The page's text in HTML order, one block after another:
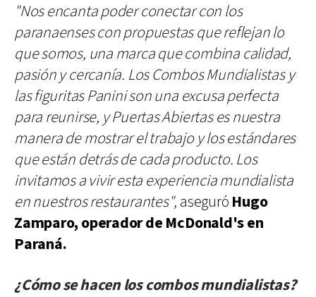
"Nos encanta poder conectar con los
paranaenses con propuestas que reflejan lo
que somos, una marca que combina calidad,
pasión y cercanía. Los Combos Mundialistas y
las figuritas Panini son una excusa perfecta
para reunirse, y Puertas Abiertas es nuestra
manera de mostrar el trabajo y los estándares
que están detrás de cada producto. Los
invitamos a vivir esta experiencia mundialista
en nuestros restaurantes", aseguró Hugo
Zamparo, operador de McDonald's en
Paraná.
¿Cómo se hacen los combos mundialistas?